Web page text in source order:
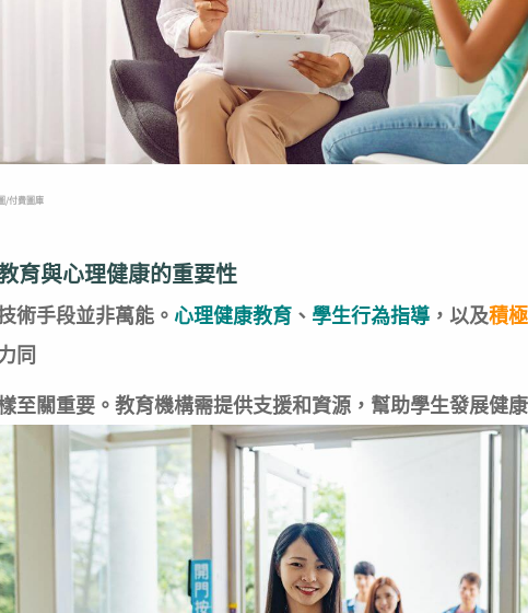
/付費圖庫
育與心理健康的重要性
術手段並非萬能。心理健康教育 、 學生行為指導 ，以及積
同
至關重要。教育機構需提供支援和資源，幫助學生發展健